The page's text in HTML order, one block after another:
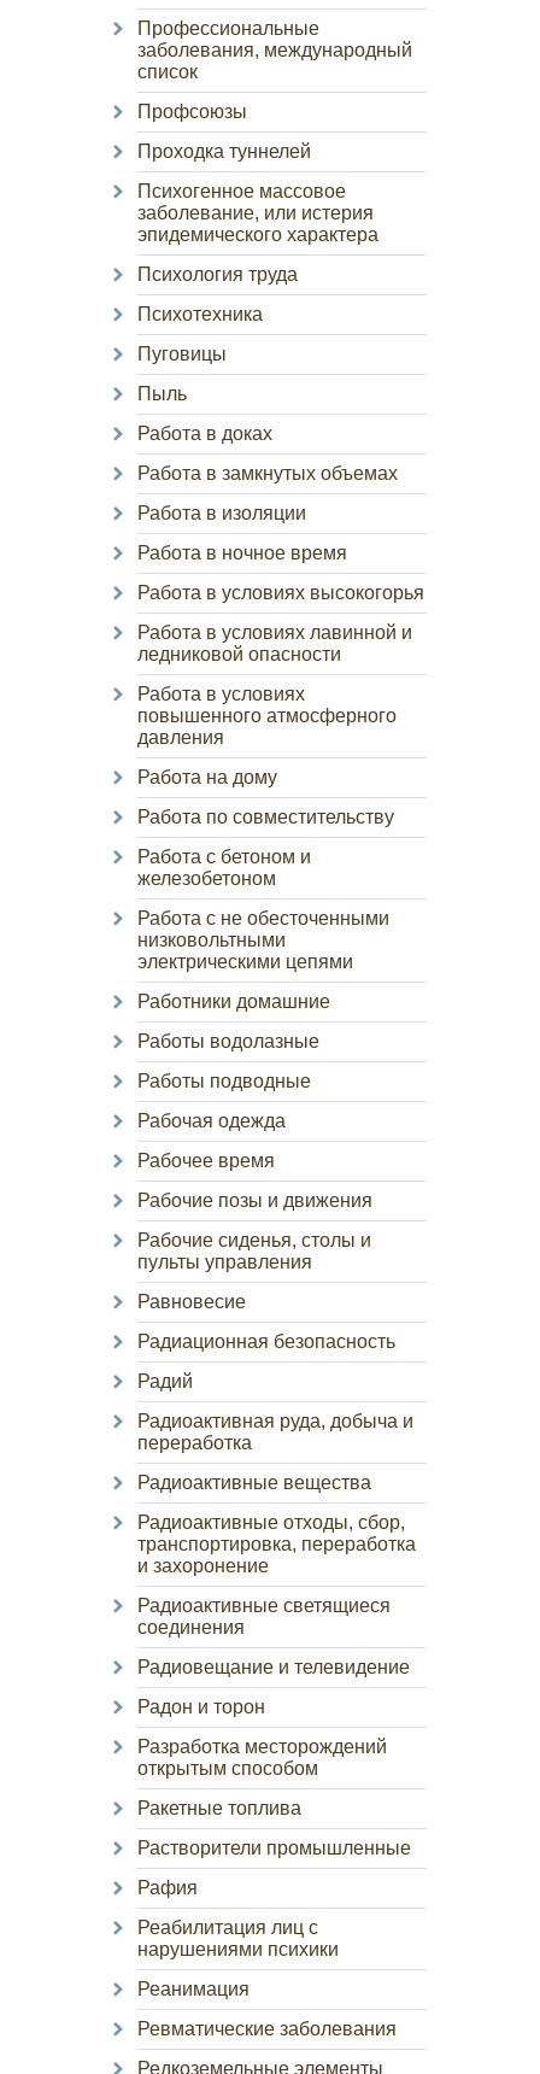
Профессиональные
заболевания, международный
список
Профсоюзы
Проходка туннелей
Психогенное массовое
заболевание, или истерия
эпидемического характера
Психология труда
Психотехника
Пуговицы
Пыль
Работа в доках
Работа в замкнутых объемах
Работа в изоляции
Работа в ночное время
Работа в условиях высокогорья
Работа в условиях лавинной и
ледниковой опасности
Работа в условиях
повышенного атмосферного
давления
Работа на дому
Работа по совместительству
Работа с бетоном и
железобетоном
Работа с не обесточенными
низковольтными
электрическими цепями
Работники домашние
Работы водолазные
Работы подводные
Рабочая одежда
Рабочее время
Рабочие позы и движения
Рабочие сиденья, столы и
пульты управления
Равновесие
Радиационная безопасность
Радий
Радиоактивная руда, добыча и
переработка
Радиоактивные вещества
Радиоактивные отходы, сбор,
транспортировка, переработка
и захоронение
Радиоактивные светящиеся
соединения
Радиовещание и телевидение
Радон и торон
Разработка месторождений
открытым способом
Ракетные топлива
Растворители промышленные
Рафия
Реабилитация лиц с
нарушениями психики
Реанимация
Ревматические заболевания
Редкоземельные элементы